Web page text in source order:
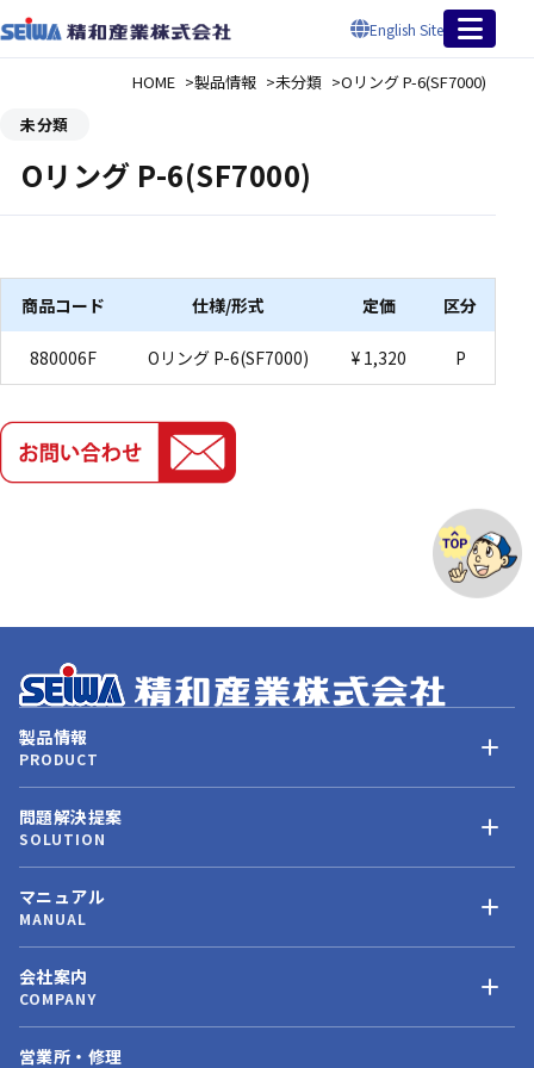
English Site
HOME 製品情報 未分類
Oリング P-6(SF7000)
未分類
Oリング P-6(SF7000)
商品コード 仕様/形式 定価 区分
880006F Oリング P-6(SF7000) ¥ 1,320 P
製品情報
PRODUCT
問題解決提案
SOLUTION
マニュアル
MANUAL
会社案内
COMPANY
営業所・修理